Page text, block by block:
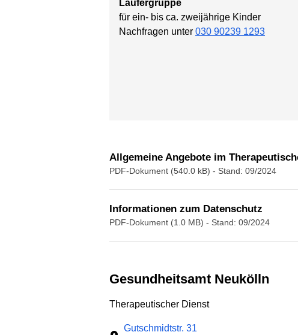
Läufergruppe
für ein- bis ca. zweijährige Kinder
Nachfragen unter 030 90239 1293
Allgemeine Angebote im
PDF-Dokument (540.0 kB) - Stand: 09/2024
Informationen zum Datenschutz
PDF-Dokument (1.0 MB) - Stand: 09/2024
Gesundheitsamt Neukölln
Therapeutischer Dienst
Gutschmidtstr. 31